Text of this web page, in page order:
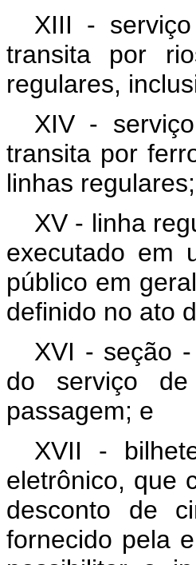
XIII -
transita por
regulares,
XIV -
transita por
linhas regulares;
XV - linha
executado em
público em
definido no ato
XVI - seção
do serviço
passagem; e
XVII -
eletrônico, que
desconto de
fornecido pela